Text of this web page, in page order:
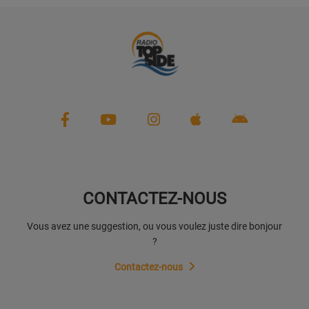
CONTACTEZ-NOUS
Vous avez une suggestion, ou vous voulez juste dire bonjour
?
Contactez-nous